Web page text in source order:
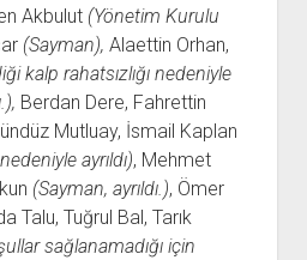
Akbulut (Yönetim Kurulu
(Sayman), Alaettin Orhan,
kalp rahatsızlığı nedeniyle
Berdan Dere, Fahrettin
Mutluay, İsmail Kaplan
ayrıldı), Mehmet
(Sayman, ayrıldı.), Ömer
Talu, Tuğrul Bal, Tarık
sağlanamadığı için